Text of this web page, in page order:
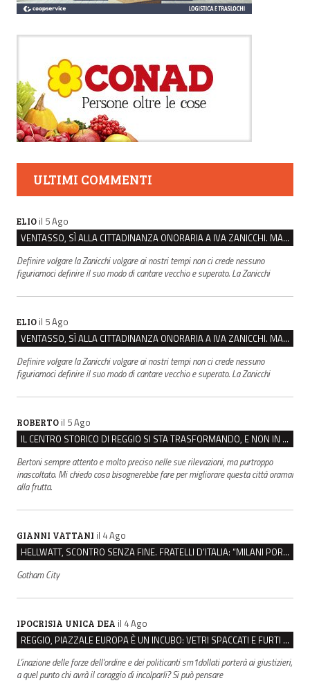
ULTIMI COMMENTI
ELIO il 5 Ago
VENTASSO, SÌ ALLA CITTADINANZA ONORARIA A IVA ZANICCHI. MA BARGIACCHI: “È DI PESSIMO GUSTO”
Definire volgare la Zanicchi volgare ai nostri tempi non ci crede nessuno
figuriamoci definire il suo modo di cantare vecchio e superato. La Zanicchi
ELIO il 5 Ago
VENTASSO, SÌ ALLA CITTADINANZA ONORARIA A IVA ZANICCHI. MA BARGIACCHI: “È DI PESSIMO GUSTO”
Definire volgare la Zanicchi volgare ai nostri tempi non ci crede nessuno
figuriamoci definire il suo modo di cantare vecchio e superato. La Zanicchi
ROBERTO il 5 Ago
IL CENTRO STORICO DI REGGIO SI STA TRASFORMANDO, E NON IN MEGLIO
Bertoni sempre attento e molto preciso nelle sue rilevazioni, ma purtroppo
inascoltato. Mi chiedo cosa bisognerebbe fare per migliorare questa città oramai
alla frutta.
GIANNI VATTANI il 4 Ago
HELLWATT, SCONTRO SENZA FINE. FRATELLI D’ITALIA: “MILANI PORTA DOCUMENTI, DE FRANCO INSULTI”
Gotham City
IPOCRISIA UNICA DEA il 4 Ago
REGGIO, PIAZZALE EUROPA È UN INCUBO: VETRI SPACCATI E FURTI SULLE AUTO IN SOSTA
L'inazione delle forze dell'ordine e dei politicanti sm1dollati porterà ai giustizieri,
a quel punto chi avrà il coraggio di incolparli? Si può pensare